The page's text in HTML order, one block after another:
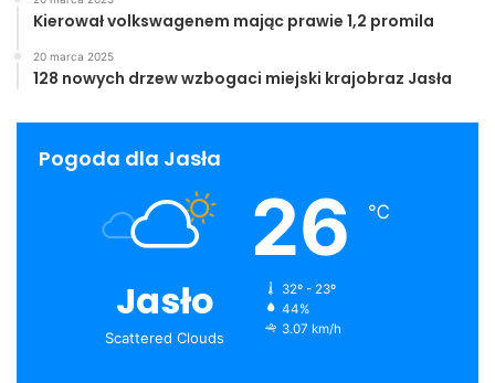
Kierował volkswagenem mając prawie 1,2 promila
20 marca 2025
128 nowych drzew wzbogaci miejski krajobraz Jasła
Pogoda dla Jasła
Jasło
Scattered Clouds
26 ℃
32º - 23º
44%
3.07 km/h